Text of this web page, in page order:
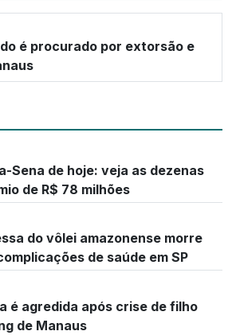
é procurado por extorsão e
Sena de hoje: veja as dezenas
de R$ 78 milhões
do vôlei amazonense morre
de saúde em SP
é agredida após crise de filho
de Manaus